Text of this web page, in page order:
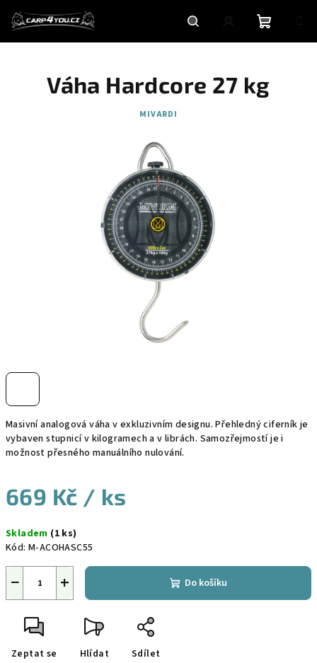
obsah
HledatPřihlášeníNákupní
košík
Masivní analogová váha v exkluzivním designu. Přehledný ciferník je
vybaven stupnicí v kilogramech a v librách. Samozřejmostí je i
možnost přesného manuálního nulování.
669 Kč / ks
cena:
Skladem (1 ks)
Kód: M-ACOHASC55
+
− Do košíku
Zeptat se Hlídat Sdílet
Váha Hardcore 27 kg
MIVARDI